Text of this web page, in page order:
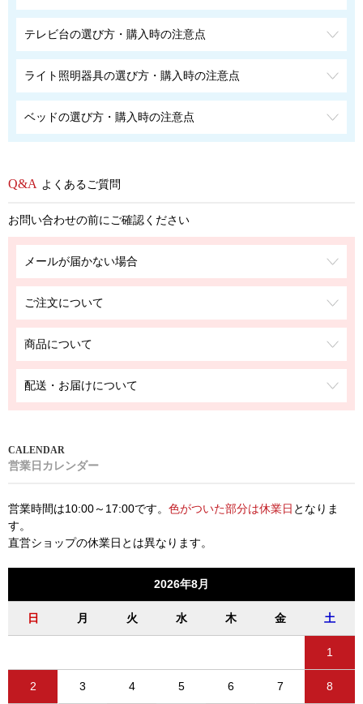
テレビ台の選び方・購入時の注意点
ライト照明器具の選び方・購入時の注意点
ベッドの選び方・購入時の注意点
よくあるご質問
お問い合わせの前にご確認ください
メールが届かない場合
ご注文について
商品について
配送・お届けについて
営業日カレンダー
営業時間は10:00～17:00です。 色がついた部分は休業日 となりま
す。
直営ショップの休業日とは異なります。
2026年8月
日 月 火 水 木 金 土
1
2 3 4 5 6 7 8